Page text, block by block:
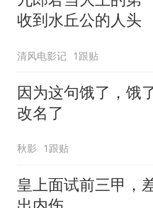
收到水丘公的人头
清风电影记 1跟贴
因为这句饿了，饿
改名了
秋影 1跟贴
皇上面试前三甲，